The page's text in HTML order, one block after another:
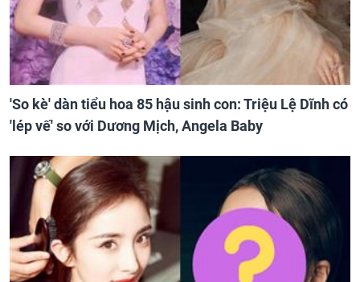
'So kè' dàn tiểu hoa 85 hậu sinh con: Triệu Lệ Dĩnh có
'lép vế' so với Dương Mịch, Angela Baby